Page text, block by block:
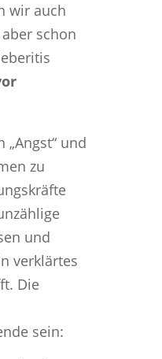
wir auch
schon
und
zu
und
verklärtes
Die
sein: